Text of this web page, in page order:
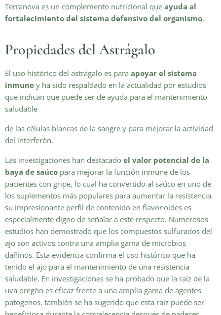
Terranova es un complemento nutricional que ayuda al
fortalecimiento del sistema defensivo del organismo.
Propiedades del Astrágalo
El uso histórico del astrágalo es para apoyar el sistema
inmune y ha sido respaldado en la actualidad por estudios
que indican que puede ser de ayuda para el mantenimiento
saludable
de las células blancas de la sangre y para mejorar la actividad
del interferón.
Las investigaciones han destacado el valor potencial de la
baya de saúco para mejorar la función inmune de los
pacientes con gripe, lo cual ha convertido al saúco en uno de
los suplementos más populares para aumentar la resistencia.
su impresionante perfil de contenido en flavonoides es
especialmente digno de señalar a este respecto. Numerosos
estudios han demostrado que los compuestos sulfurados del
ajo son activos contra una amplia gama de microbios
dañinos. Esta evidencia confirma el uso histórico que ha
tenido el ajo para el mantenimiento de una resistencia
saludable. En investigaciones se ha probado que la raíz de la
uva oregón es eficaz frente a una amplia gama de agentes
patógenos. también se ha sugerido que esta raíz puede ser